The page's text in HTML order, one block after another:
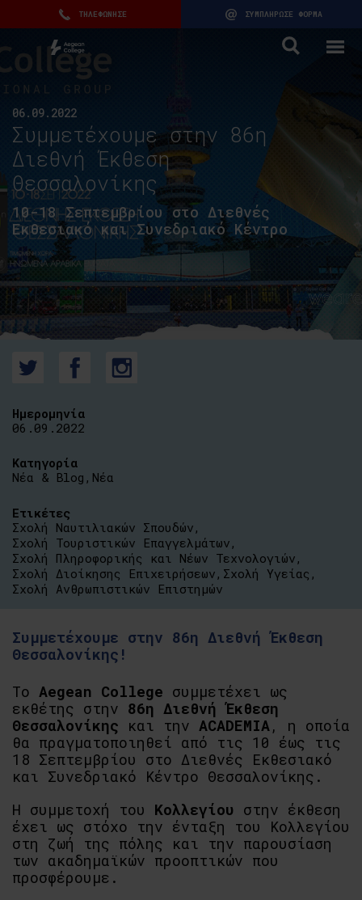
ΤΗΛΕΦΩΝΗΣΕ ΣΥΜΠΛΗΡΩΣΕ ΦΟΡΜΑ
06.09.2022
Συμμετέχουμε στην 86η
Διεθνή Έκθεση
Θεσσαλονίκης
10-18 Σεπτεμβρίου στο Διεθνές
Εκθεσιακό και Συνεδριακό Κέντρο
Συμμετέχουμε στην 86η Διεθνή Έκθεση
Θεσσαλονίκης!
Το Aegean College συμμετέχει ως
εκθέτης στην 86η Διεθνή Έκθεση
Θεσσαλονίκης και την ACADEMIA, η οποία
θα πραγματοποιηθεί από τις 10 έως τις
18 Σεπτεμβρίου στο Διεθνές Εκθεσιακό
και Συνεδριακό Κέντρο Θεσσαλονίκης.
Η συμμετοχή του Κολλεγίου στην έκθεση
έχει ως στόχο την ένταξη του Κολλεγίου
στη ζωή της πόλης και την παρουσίαση
των ακαδημαϊκών προοπτικών που
προσφέρουμε.
Ημερομηνία
06.09.2022
Κατηγορία
Νέα & Blog , Νέα
Ετικέτες
Σχολή Ναυτιλιακών Σπουδών ,
Σχολή Τουριστικών Επαγγελμάτων ,
Σχολή Πληροφορικής και Νέων Τεχνολογιών ,
Σχολή Διοίκησης Επιχειρήσεων , Σχολή Υγείας ,
Σχολή Ανθρωπιστικών Επιστημών